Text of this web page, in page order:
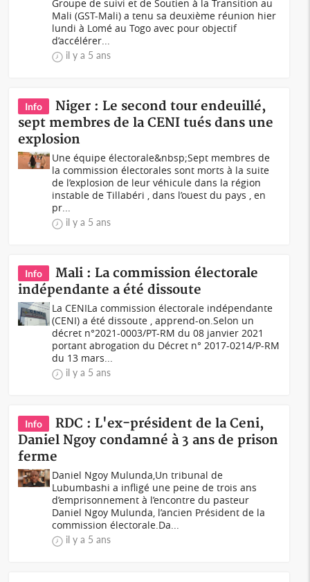
Groupe de suivi et de Soutien à la Transition au
Mali (GST-Mali) a tenu sa deuxième réunion hier
lundi à Lomé au Togo avec pour objectif
d’accélérer...
il y a 5 ans
Info
Niger : Le second tour endeuillé,
sept membres de la CENI tués dans une
explosion
Une équipe électorale&nbsp;Sept membres de
la commission électorales sont morts à la suite
de l’explosion de leur véhicule dans la région
instable de Tillabéri , dans l’ouest du pays , en
pr...
il y a 5 ans
Info
Mali : La commission électorale
indépendante a été dissoute
La CENILa commission électorale indépendante
(CENI) a été dissoute , apprend-on.Selon un
décret n°2021-0003/PT-RM du 08 janvier 2021
portant abrogation du Décret n° 2017-0214/P-RM
du 13 mars...
il y a 5 ans
Info
RDC : L'ex-président de la Ceni,
Daniel Ngoy condamné à 3 ans de prison
ferme
Daniel Ngoy Mulunda,Un tribunal de
Lubumbashi a infligé une peine de trois ans
d’emprisonnement à l’encontre du pasteur
Daniel Ngoy Mulunda, l’ancien Président de la
commission électorale.Da...
il y a 5 ans